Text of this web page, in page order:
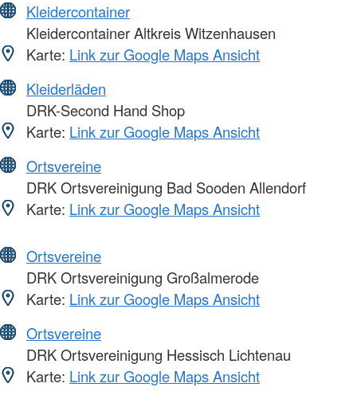
Kleidercontainer
Kleidercontainer Altkreis Witzenhausen
Karte: Link zur Google Maps Ansicht
Kleiderläden
DRK-Second Hand Shop
Karte: Link zur Google Maps Ansicht
Ortsvereine
DRK Ortsvereinigung Bad Sooden Allendorf
Karte: Link zur Google Maps Ansicht
Ortsvereine
DRK Ortsvereinigung Großalmerode
Karte: Link zur Google Maps Ansicht
Ortsvereine
DRK Ortsvereinigung Hessisch Lichtenau
Karte: Link zur Google Maps Ansicht